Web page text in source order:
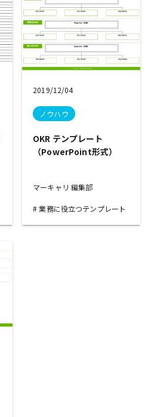
2019/12/04
ノウハウ
OKR テンプレート
（PowerPoint形式）
マーキャリ 編集部
業務に役立つテンプレート